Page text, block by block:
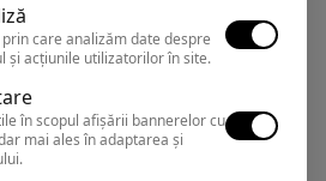
specifice, Covasna este bogata în
si emanatii naturale de CO2.
timpului de specialisti si cercetatori,
balneare au impus definitiv Covasna în
asezaminte de sanatate, ca fiind o
care analizăm date despre
și acțiunile utilizatorilor în site.
în scopul afișării bannerelor cu
mai ales în adaptarea și